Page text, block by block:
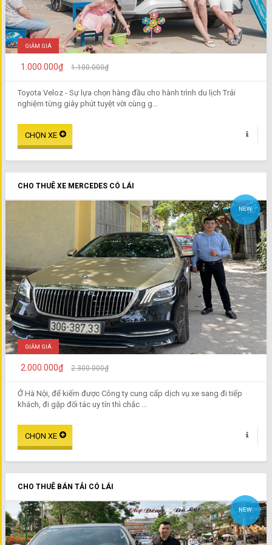
GIẢM GIÁ
1.000.000₫ 1.100.000₫
Toyota Veloz - Sự lựa chọn hàng đầu cho hành trình du lịch Trải
nghiệm từng giây phút tuyệt vời cùng g...
CHO THUÊ XE MERCEDES CÓ LÁI
NEW
GIẢM GIÁ
2.000.000₫ 2.300.000₫
Ở Hà Nội, để kiếm được Công ty cung cấp dịch vụ xe sang đi tiếp
khách, đi gặp đối tác uy tín thì chắc ...
CHO THUÊ BÁN TẢI CÓ LÁI
NEW